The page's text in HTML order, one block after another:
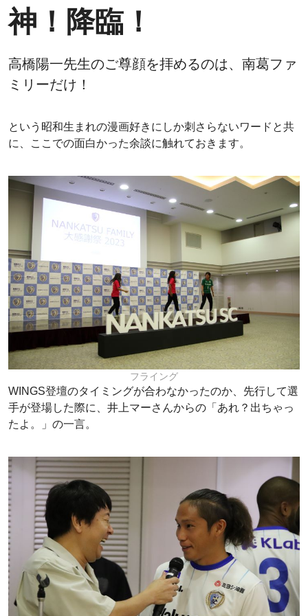
神！降臨！
高橋陽一先生のご尊顔を拝めるのは、南葛ファ
ミリーだけ！
という昭和生まれの漫画好きにしか刺さらないワードと共
に、ここでの面白かった余談に触れておきます。
フライング
WINGS登壇のタイミングが合わなかったのか、先行して選
手が登場した際に、井上マーさんからの「あれ？出ちゃっ
たよ。」の一言。